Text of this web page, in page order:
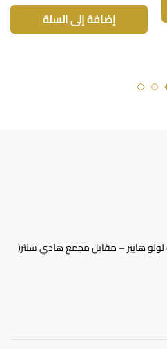
من
الأشكال
يمكن
إضافة إلى السلة
مجمع 37 – بجانب لولو هايبر – مقابل مجمع هادي سنتر(